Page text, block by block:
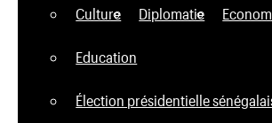
Culture Diplomatie
Education
Élection présidentielle